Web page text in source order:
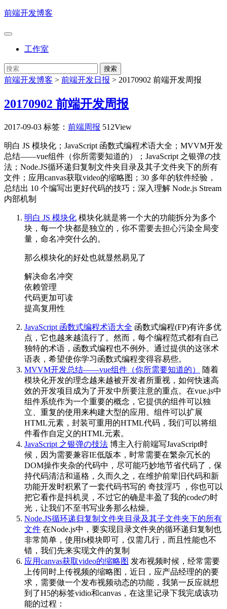
前端开发博客
工作室
前端开发博客 > 前端开发日报 > 20170902 前端开发周报
20170902 前端开发周报
2017-09-03 标签： 前端周报 512View
明白 JS 模块化；JavaScript 函数式编程术语大全；MVVM开发
总结——vue组件（你所需要知道的）；JavaScript 之银弹の技
法；Node.JS循环递归复制文件夹目录及其子文件夹下的所有
文件；应用canvas获取video的缩略图；30 多年的软件经验，
总结出 10 个编写出更好代码的技巧；深入理解 Node.js Stream
内部机制
明白 JS 模块化 模块化就是将一个大的功能拆分为多个
块，每一个块都是独立的，你不需要去担心污染全局变
量，命名冲突什么的。
那么模块化的好处也就显然易见了
解决命名冲突
依赖管理
代码更加可读
提高复用性
JavaScript 函数式编程术语大全 函数式编程(FP)有许多优
点，它也越来越流行了。然而，每个编程范式都有自己
独特的术语，函数式编程也不例外。通过提供的这张术
语表，希望使你学习函数式编程变得容易些。
MVVM开发总结——vue组件（你所需要知道的）
随着
模块化开发的理念越来越被开发者所重视，如何快速高
效的开发项目成为了开发中所要注意的重点。在vue.js中
组件系统作为一个重要的概念，它提供的组件可以独
立、重复的使用来构建大型的应用。组件可以扩展
HTML元素，封装可重用的HTML代码，我们可以将组
件看作自定义的HTML元素。
JavaScript 之银弹の技法 博主入行前端写JavaScript时
候，因为需要兼容IE低版本，时常需要在繁杂冗长的
DOM操作夹杂的代码中，尽可能巧妙地节省代码了，保
持代码清洁和逼格，久而久之，在维护前辈旧代码和新
功能开发时积累了一套代码书写的 奇技淫巧 ，你也可以
把它看作是抖机灵，不过它的确是丰盈了我的codeの时
光，让我们不至书写业务那么枯燥。
Node.JS循环递归复制文件夹目录及其子文件夹下的所有
文件 在Node.js中，要实现目录文件夹的循环递归复制也
非常简单，使用fs模块即可，仅需几行，而且性能也不
错，我们先来实现文件的复制
应用canvas获取video的缩略图 发布视频时候，经常需要
上传同时上传视频的缩略图，近日，应产品经理的的要
求，需要做一个发布视频动态的功能，我第一反应就想
到了H5的标签vidio和canvas，在这里记录下我完成该功
能的过程：